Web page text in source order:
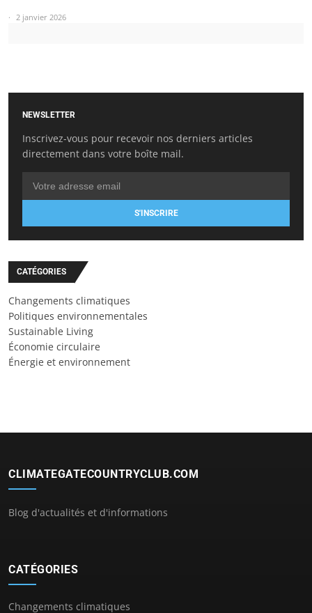
2 janvier 2026
NEWSLETTER
Inscrivez-vous pour recevoir nos derniers articles
directement dans votre boîte mail.
S'INSCRIRE
CATÉGORIES
Changements climatiques
Politiques environnementales
Sustainable Living
Économie circulaire
Énergie et environnement
CLIMATEGATECOUNTRYCLUB.COM
Blog d'actualités et d'informations
CATÉGORIES
Changements climatiques